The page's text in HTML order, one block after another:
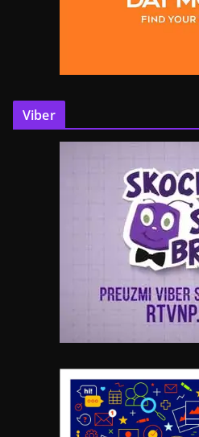
Viber